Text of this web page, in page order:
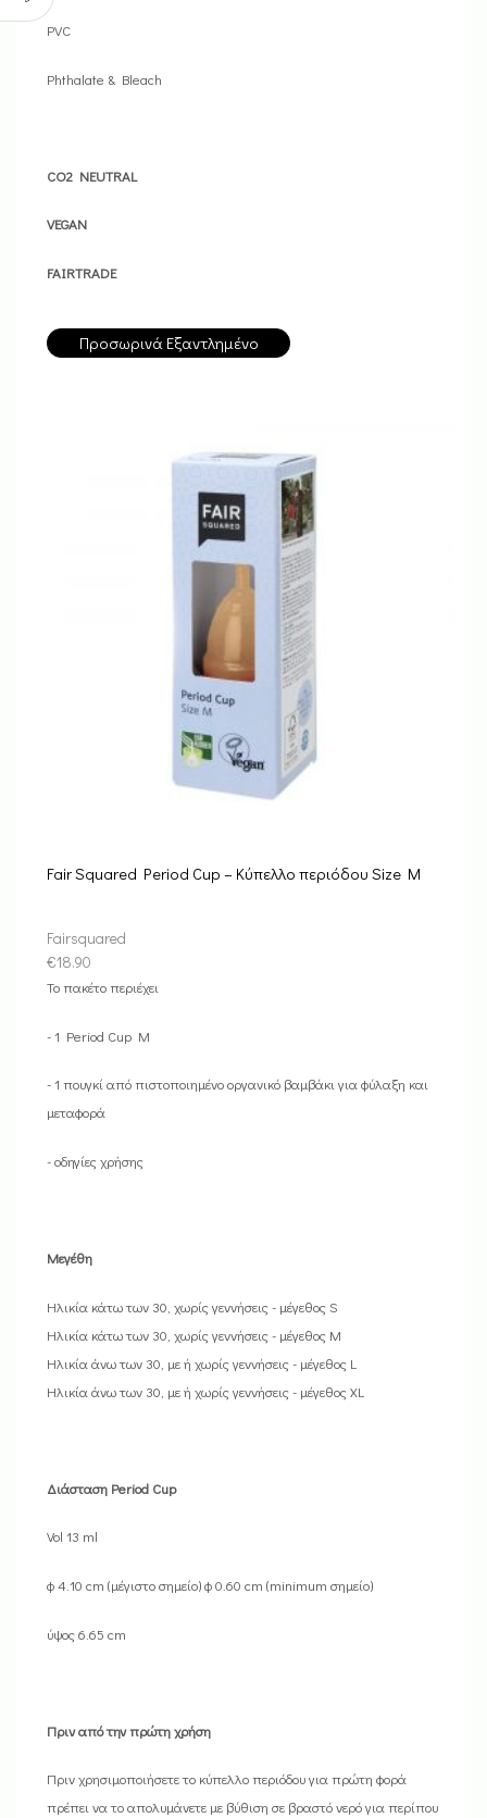
PVC
Phthalate & Bleach
CO2 NEUTRAL
VEGAN
FAIRTRADE
Προσωρινά Εξαντλημένο
Fair Squared Period Cup – Κύπελλο περιόδου Size M
Fairsquared
€18.90
Το πακέτο περιέχει
- 1 Period Cup M
- 1 πουγκί από πιστοποιημένο οργανικό βαμβάκι για φύλαξη και
μεταφορά
- οδηγίες χρήσης
Μεγέθη
Ηλικία κάτω των 30, χωρίς γεννήσεις - μέγεθος S
Ηλικία κάτω των 30, χωρίς γεννήσεις - μέγεθος M
Ηλικία άνω των 30, με ή χωρίς γεννήσεις - μέγεθος L
Ηλικία άνω των 30, με ή χωρίς γεννήσεις - μέγεθος XL
Διάσταση Period Cup
Vol 13 ml
φ 4.10 cm (μέγιστο σημείο) φ 0.60 cm (minimum σημείο)
ύψος 6.65 cm
Πριν από την πρώτη χρήση
Πριν χρησιμοποιήσετε το κύπελλο περιόδου για πρώτη φορά
πρέπει να το απολυμάνετε με βύθιση σε βραστό νερό για περίπου